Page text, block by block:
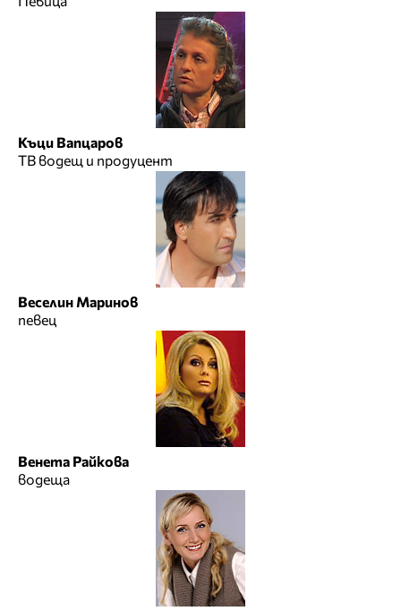
Къци Вапцаров
ТВ водещ и продуцент
Веселин Маринов
певец
Венета Райкова
водеща